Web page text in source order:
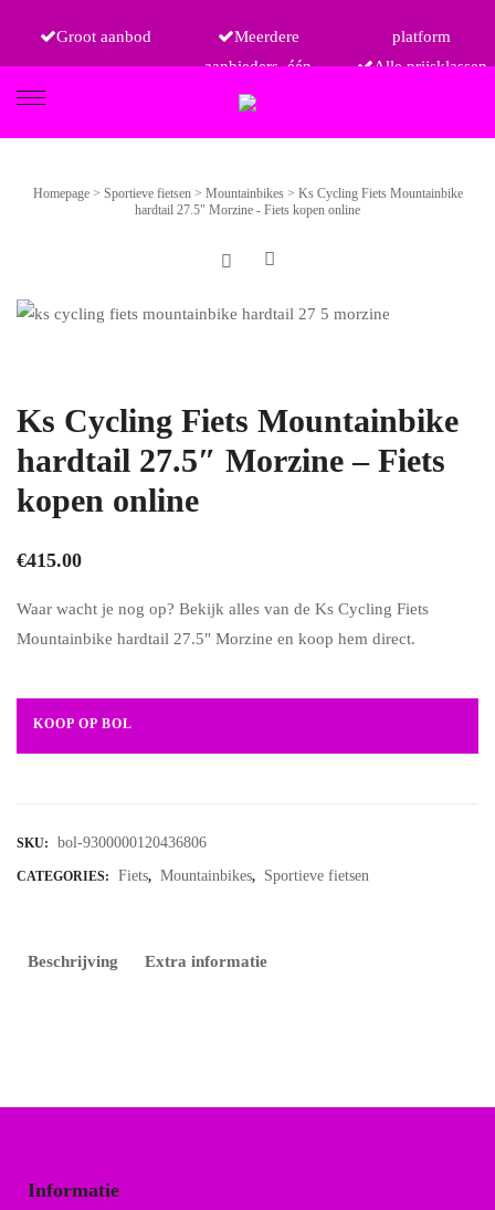
Groot aanbod
Meerdere
aanbieders, één
platform
Alle prijsklassen
Homepage > Sportieve fietsen > Mountainbikes > Ks Cycling Fiets Mountainbike
hardtail 27.5" Morzine - Fiets kopen online
Ks Cycling Fiets Mountainbike
hardtail 27.5″ Morzine – Fiets
kopen online
€415.00
Waar wacht je nog op? Bekijk alles van de Ks Cycling Fiets
Mountainbike hardtail 27.5″ Morzine en koop hem direct.
KOOP OP BOL
SKU: bol-9300000120436806
CATEGORIES: Fiets, Mountainbikes, Sportieve fietsen
Beschrijving Extra informatie
Informatie